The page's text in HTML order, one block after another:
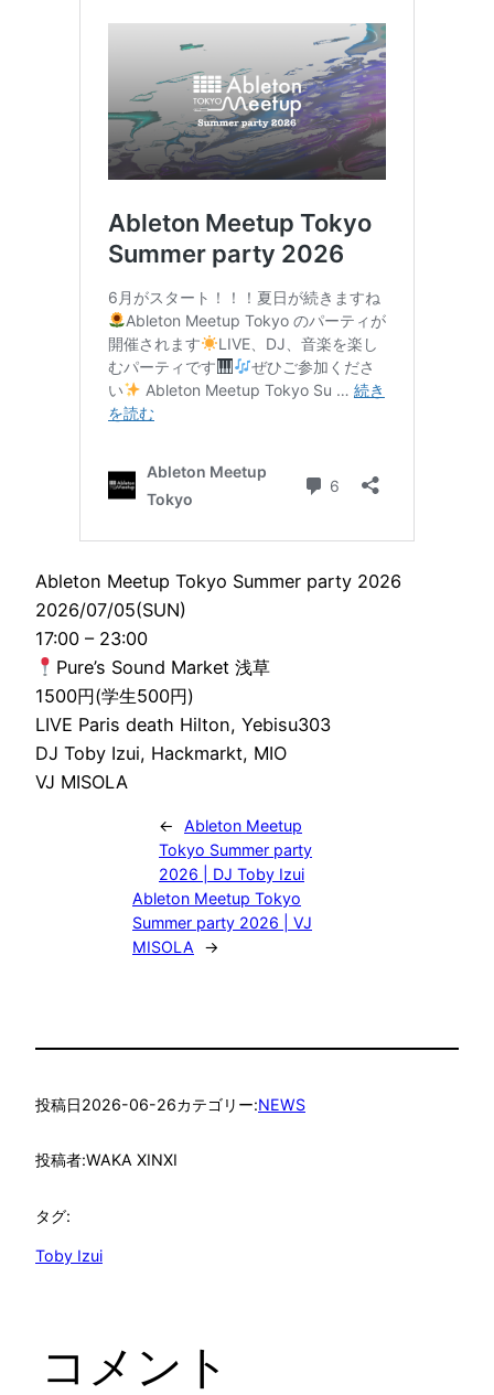
Ableton Meetup Tokyo Summer party 2026
2026/07/05(SUN)
17:00 – 23:00
Pure’s Sound Market 浅草
1500円(学生500円)
LIVE Paris death Hilton, Yebisu303
DJ Toby Izui, Hackmarkt, MIO
VJ MISOLA
←
Ableton Meetup
Tokyo Summer party
2026 | DJ Toby Izui
Ableton Meetup Tokyo
Summer party 2026 | VJ
MISOLA
→
投稿日2026-06-26カテゴリー:NEWS
投稿者:WAKA XINXI
タグ:
Toby Izui
コメント